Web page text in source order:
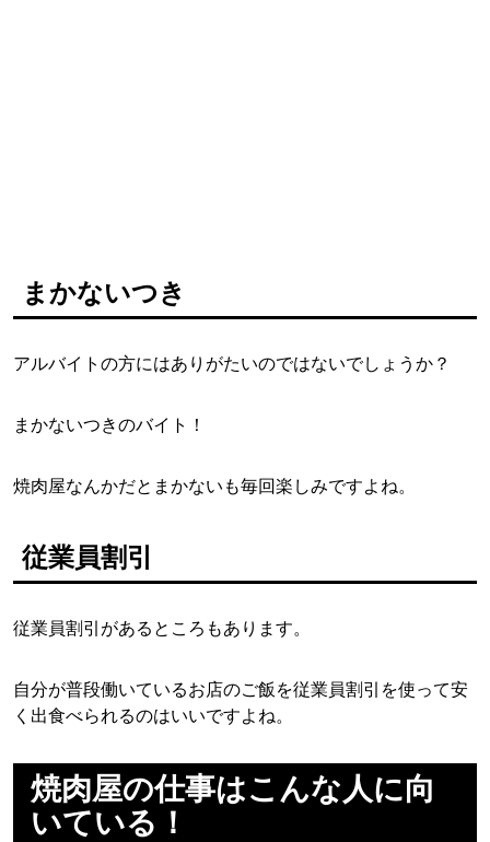
まかないつき
アルバイトの方にはありがたいのではないでしょうか？
まかないつきのバイト！
焼肉屋なんかだとまかないも毎回楽しみですよね。
従業員割引
従業員割引があるところもあります。
自分が普段働いているお店のご飯を従業員割引を使って安
く出食べられるのはいいですよね。
焼肉屋の仕事はこんな人に向
いている！